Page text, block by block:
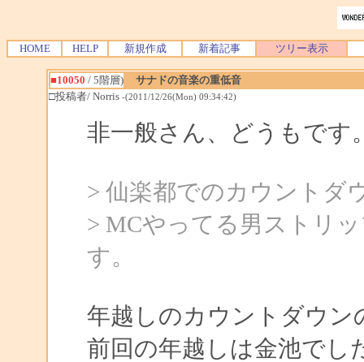
HOME HELP 新規作成 新着記事 ツリー表示
■10050 / 5階層)
サナドの音楽の重低音
□投稿者/ Norris -(2011/12/26(Mon) 09:34:42)
非一般さん、どうもです
> 仙楽都でのカウントダ
> MCやってる男ストリ
す。
年越しのカウントダウン
前回の年越しは金池でし